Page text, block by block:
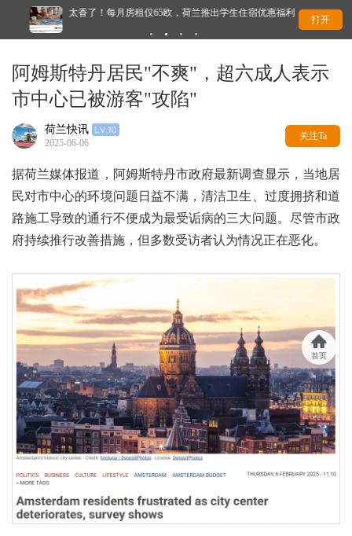
太香了！每月房租仅65欧，荷兰推出学生住宿优惠福利… 难
打开
阿姆斯特丹居民"不爽"，超六成人表示
市中心已被游客"攻陷"
荷兰快讯
2025-06-06
关注Ta
据荷兰媒体报道，阿姆斯特丹市政府最新调查显示，当地居
民对市中心的环境问题日益不满，清洁卫生、过度拥挤和道
路施工导致的通行不便成为最受诟病的三大问题。尽管市政
府持续推行改善措施，但多数受访者认为情况正在恶化。
首页